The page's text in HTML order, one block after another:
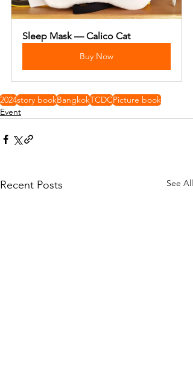
Sleep Mask — Calico Cat
Buy Now
2024story bookBangkokTCDCPicture book
Event
Recent Posts See All